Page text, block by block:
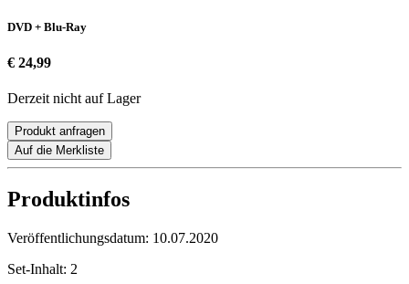
DVD + Blu-Ray
€ 24,99
Derzeit nicht auf Lager
Produkt anfragen
Auf die Merkliste
Produktinfos
Veröffentlichungsdatum: 10.07.2020
Set-Inhalt: 2